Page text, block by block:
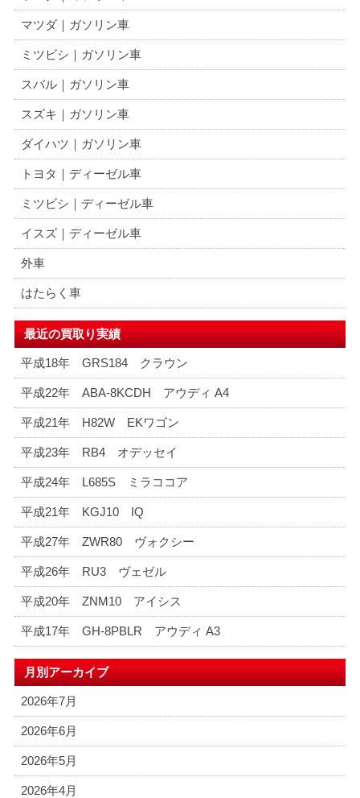
マツダ｜ガソリン車
ミツビシ｜ガソリン車
スバル｜ガソリン車
スズキ｜ガソリン車
ダイハツ｜ガソリン車
トヨタ｜ディーゼル車
ミツビシ｜ディーゼル車
イスズ｜ディーゼル車
外車
はたらく車
最近の買取り実績
平成18年 GRS184 クラウン
平成22年 ABA-8KCDH アウディ A4
平成21年 H82W EKワゴン
平成23年 RB4 オデッセイ
平成24年 L685S ミラココア
平成21年 KGJ10 IQ
平成27年 ZWR80 ヴォクシー
平成26年 RU3 ヴェゼル
平成20年 ZNM10 アイシス
平成17年 GH-8PBLR アウディ A3
月別アーカイブ
2026年7月
2026年6月
2026年5月
2026年4月